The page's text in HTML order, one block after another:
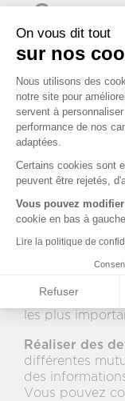
On vous dit tout
sur nos
Plateforme
Nous utilisons des
notre site pour
servent à
performance de nos
adaptées.
Certains cookies sont
peuvent être rejetés,
Vous pouvez
cookie en bas à
Lire la politique de
Refuser
dans
Pour
d’entreprise ou
Analyser les
choisir une
employés,
besoins en
employés
les plus
Réaliser des
différentes
des
Vous pouvez